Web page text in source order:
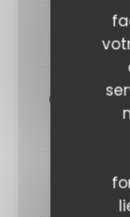
Filet de
Crudo de